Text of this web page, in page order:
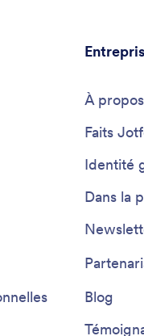
À
Faits
Identité
Dans la
Blog